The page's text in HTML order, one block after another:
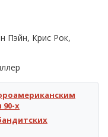
Пэйн, Крис Рок,
90-х